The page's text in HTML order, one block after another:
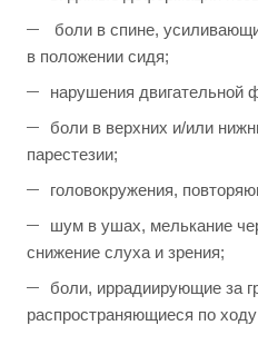
боли в спине,
в положении сидя;
нарушения двигательной
боли в верхних и/или
парестезии;
головокружения,
шум в ушах, мелькание
снижение слуха и зрения;
боли, иррадиирующие за
распространяющиеся по